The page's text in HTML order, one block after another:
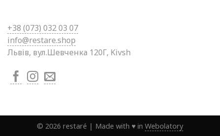
+38 (073) 032 03 07
info@restare.shop
Львів, вул.Шевченка 120Г, Kivsh
© 2026 restaré | Made with ♥ in Webolatory